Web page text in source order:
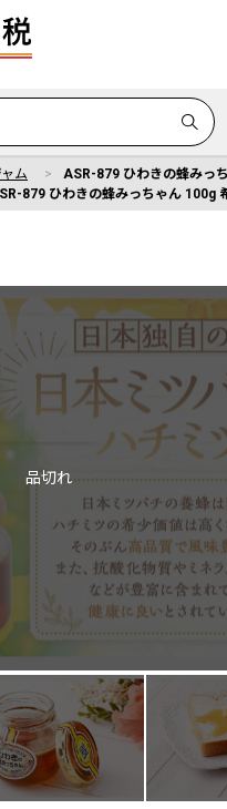
ム
ASR-879 ひわきの蜂みっ
879 ひわきの蜂みっちゃん 100g
品切れ